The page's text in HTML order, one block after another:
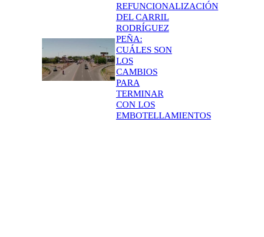
REFUNCIONALIZACIÓN
DEL CARRIL
RODRÍGUEZ
PEÑA:
CUÁLES SON
LOS
CAMBIOS
PARA
TERMINAR
CON LOS
EMBOTELLAMIENTOS